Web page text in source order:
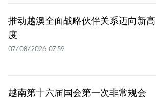
推动越澳全面战略伙伴关系迈向新高
度
07/08/2026 07:59
越南第十六届国会第一次非常规会